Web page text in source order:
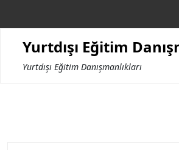
Yurtdışı Eğitim
Yurtdışı Eğitim Danışmanlıkları